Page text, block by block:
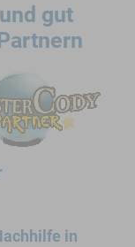
gut
in